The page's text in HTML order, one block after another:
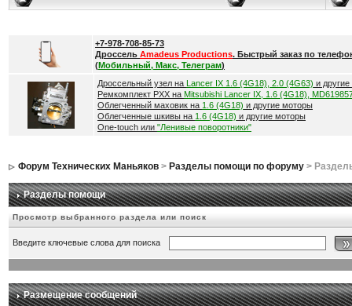
+7-978-708-85-73
Дроссель Amadeus Productions. Быстрый заказ по
(Мобильный, Макс, Телеграм)
Дроссельный узел на Lancer IX 1.6 (4G18), 2.0 (4G63) и
Ремкомплект РХХ на Mitsubishi Lancer IX, 1.6 (4G18),
Облегченный маховик на 1.6 (4G18) и другие моторы
Облегченные шкивы на 1.6 (4G18) и другие моторы
One-touch или "Ленивые поворотники"
Форум Технических Маньяков> Разделы помощи по форуму>
Разделы помощи
Просмотр выбранного раздела или поиск
Введите ключевые слова для поиска
Размещение сообщений